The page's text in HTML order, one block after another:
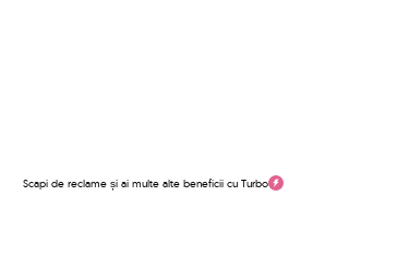
Scapi de reclame și ai multe alte beneficii cu Turbo